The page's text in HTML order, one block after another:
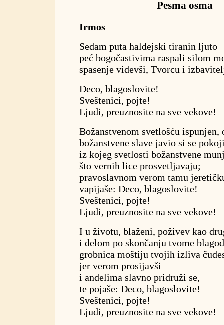
Pesma osma
Irmos
Sedam puta haldejski tiranin ljuto
peć bogočastivima raspali silom
spasenje videvši, Tvorcu i
Deco, blagoslovite!
Sveštenici, pojte!
Ljudi, preuznosite na sve vekove!
Božanstvenom svetlošću ispunjen,
božanstvene slave javio si se
iz kojeg svetlosti božanstvene
što vernih lice prosvetljavaju;
pravoslavnom verom tamu
vapijaše: Deco, blagoslovite!
Sveštenici, pojte!
Ljudi, preuznosite na sve vekove!
I u životu, blaženi, poživev kao
i delom po skončanju tvome
grobnica moštiju tvojih izliva
jer verom prosijavši
i anđelima slavno pridruži se,
te pojaše: Deco, blagoslovite!
Sveštenici, pojte!
Ljudi, preuznosite na sve vekove!